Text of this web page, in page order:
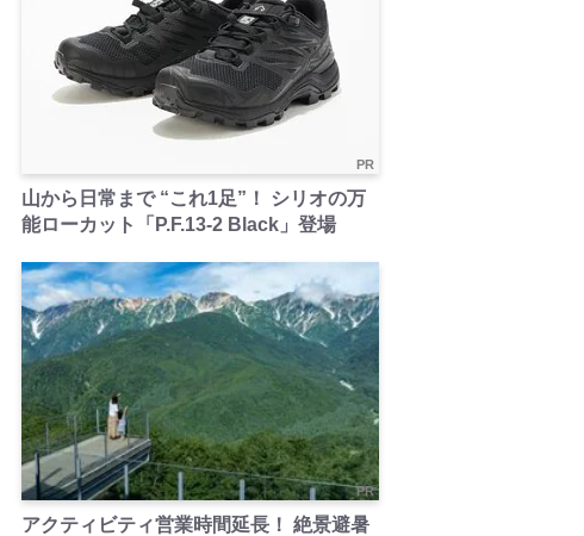
PR
山から日常まで “これ1足”！ シリオの万
能ローカット「P.F.13-2 Black」登場
PR
アクティビティ営業時間延長！ 絶景避暑